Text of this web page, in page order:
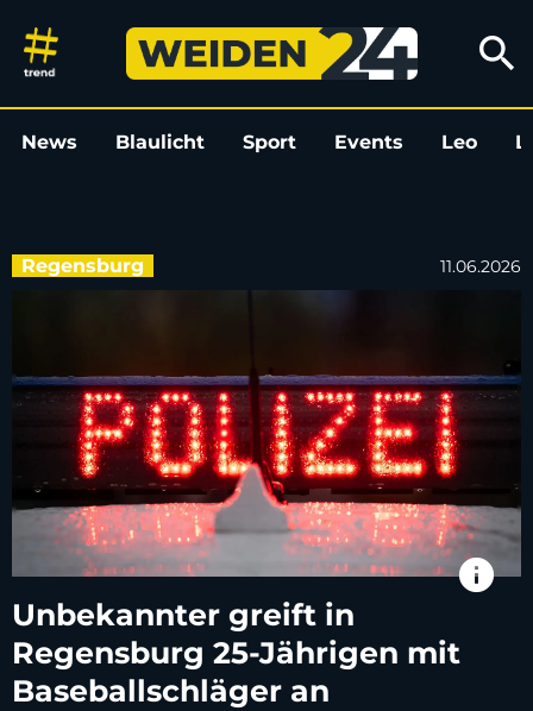
Unbekannter greift in
search
News Blaulicht Sport Events Leo
Regensburg 11.06.2026
info
Unbekannter greift in
Regensburg 25-Jährigen mit
Baseballschläger an